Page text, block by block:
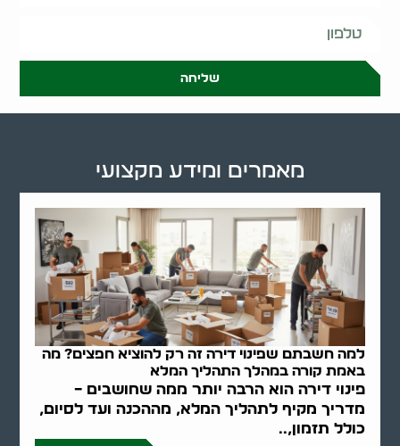
שליחה
למה חשבתם שפינוי דירה זה רק להוציא חפצים? מה
באמת קורה במהלך התהליך המלא
פינוי דירה הוא הרבה יותר ממה שחושבים –
מדריך מקיף לתהליך המלא, מההכנה ועד לסיום,
כולל תזמון,..
מאמרים ומידע מקצועי